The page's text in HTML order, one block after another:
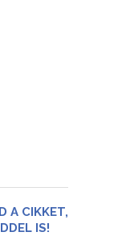
A CIKKET,
IS!